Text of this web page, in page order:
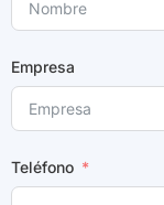
Empresa
Teléfono